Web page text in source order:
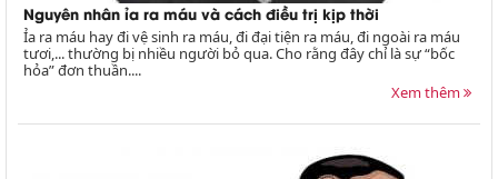
Nguyên nhân ỉa ra máu và cách điều trị kịp thời
Ỉa ra máu hay đi vệ sinh ra máu, đi đại tiện ra máu, đi ngoài ra máu
tươi,... thường bị nhiều người bỏ qua. Cho rằng đây chỉ là sự “bốc
hỏa” đơn thuần....
Xem thêm